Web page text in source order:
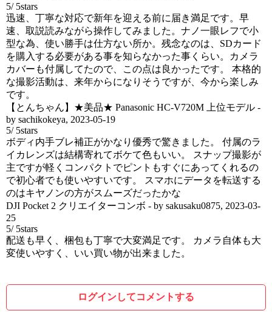
5/ 5stars
迅速、丁寧な対応で新年を迎える前に届き満足です。早
速、取説読みながら操作してみました。ナノ一眼レフで小
型な為、使い勝手は仕方ない所か。残念なのは、SDカード
を購入する必要がある事を知らなかった事くらい。カメラ
カバーも付属してたので、この点は良かったです。 本格的
な撮影活動は、来年からになりそうですが、今から楽しみ
です。
【とんちゃん】★美品★ Panasonic HC-V720M 上位モデル -
by sachikokeya, 2023-05-19
5/ 5stars
ボディ内手ブレ補正がかなり優秀で驚きました。 付属のラ
イカレンズは結構寄れてボケて色もいい。 スナップ撮影が
主ですが軽くコンパクトでピントもすぐにあってくれるの
で初心者でも使いやすいです。 スマホにデータを転送する
のはキヤノンの方がスムーズだったかな
DJI Pocket 2 クリエイターコンボ - by sakusaku0875, 2023-03-
25
5/ 5stars
配送も早く、梱包も丁寧で大変満足です。 カメラ自体も大
変使いやすく、いい買い物が出来ました。
ログインしてコメントする